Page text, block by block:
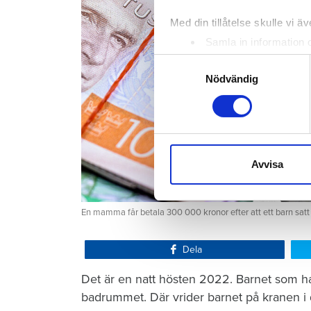
Med din tillåtelse skulle vi
Samla in information
Identifiera din enhet
Ta reda på mer om hur
eller dra tillbaka ditt
sociala medier och
till de sociala medier och
Samtyckesval
Nödvändig
Avvisa
En mamma får betala 300 000 kronor efter att ett barn
Dela
Det är en natt hösten 2022. Barnet som
badrummet. Där vrider barnet på kranen